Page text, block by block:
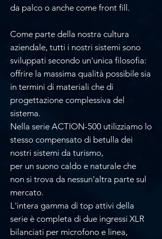
da palco o anche come front fill.
Come parte della nostra cultura
aziendale, tutti i nostri sistemi sono
sviluppati secondo un'unica filosofia:
offrire la massima qualità possibile sia
in termini di materiali che di
progettazione complessiva del
sistema.
Nella serie ACTION-500 utilizziamo lo
stesso compensato di betulla dei
nostri sistemi da turismo,
per un suono caldo e naturale che
non si trova da nessun'altra parte sul
mercato.
L'intera gamma di top attivi della
serie è completa di due ingressi XLR
bilanciati per microfono e linea,